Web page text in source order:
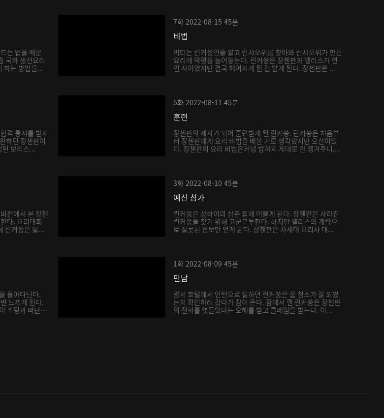
는 법을 배운
국화 생선요리
하는 방법을...
7화 2022-08-15 45분
비법
빅터는 린커쑹인줄 알고 린샤오위를 찾아와 린샤오위가 만든
요리에 악평을 늘어놓는다. 린커쑹은 장첸판과 엘리스가 연
인 사이였지만 결국 헤어지게 된 걸 알게 된다. 장첸판은 ...
격 통지를 받지
하던 장첸판이
된 보리스...
5화 2022-08-11 45분
훈련
장첸판의 제자가 되어 훈련받게 된 린커쑹. 린커쑹은 처음부
터 장첸판에게 요리 비법을 배울 거로 생각했지만 오산이었
다. 장첸판이 요리 비법은커녕 밥까지 제대로 안 챙겨주니,...
전에서 본 장첸
다. 요리대회
린커쑹은 얼...
3화 2022-08-10 45분
예선 참가
린커쑹은 상하이의 삼촌 집에 머물게 된다. 장첸판은 사라진
린커쑹을 찾기 위해 고군분투한다. 하지만 엘리스의 계략으
로 잘못된 정보만 얻게 된다. 장첸판은 차세대 요리사 대...
돌아다닌다.
느끼게 된다.
추팅과 떠난
1화 2022-08-09 45분
만남
량서 호텔에서 인턴으로 일하던 린커쑹은 룸 청소가 잘 되었
는지 확인하러 갔다가 잠이 든다. 잠에서 깬 린커쑹은 장첸판
의 전화를 엿들었다는 오해를 받고 클레임을 받는다. 이...